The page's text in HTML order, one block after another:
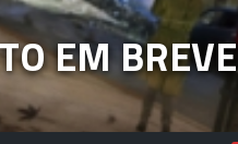
EM BREVE